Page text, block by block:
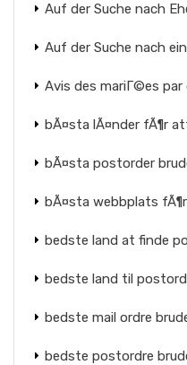
Auf der Suche nach
Auf der Suche nach
Avis des mariГ©es par
bÃ¤sta lÃ¤nder fÃ¶r
bÃ¤sta postorder
bÃ¤sta webbplats
bedste land at finde
bedste land til
bedste mail ordre
bedste postordre